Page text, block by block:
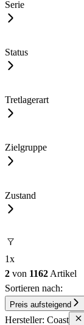
Serie
Status
Tretlagerart
Zielgruppe
Zustand
1x
2 von 1162 Artikel
Sortieren nach:
Preis aufsteigend
Hersteller: Coast